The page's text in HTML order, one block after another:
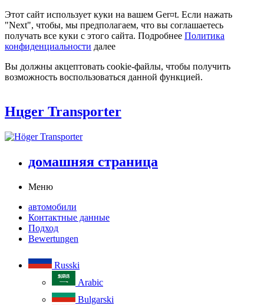
Этот сайт использует куки на вашем Ger¤t. Если нажать
"Next", чтобы, мы предполагаем, что вы соглашаетесь
получать все куки с этого сайта. Подробнее Политика
конфиденциальности далее
Вы должны акцептовать cookie-файлы, чтобы получить
возможность воспользоваться данной функцией.
Hцger Transporter
домашняя страница
Меню
автомобили
Контактные данные
Подход
Bewertungen
Russki
Arabic
Bulgarski